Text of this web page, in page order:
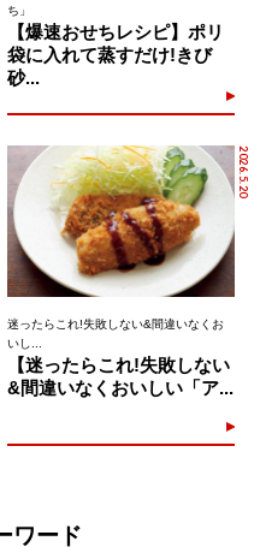
ち」
【爆速おせちレシピ】ポリ
袋に入れて蒸すだけ!きび
砂...
2026.5.20
迷ったらこれ!失敗しない&間違いなくお
いし...
【迷ったらこれ!失敗しない
&間違いなくおいしい「ア...
ワード